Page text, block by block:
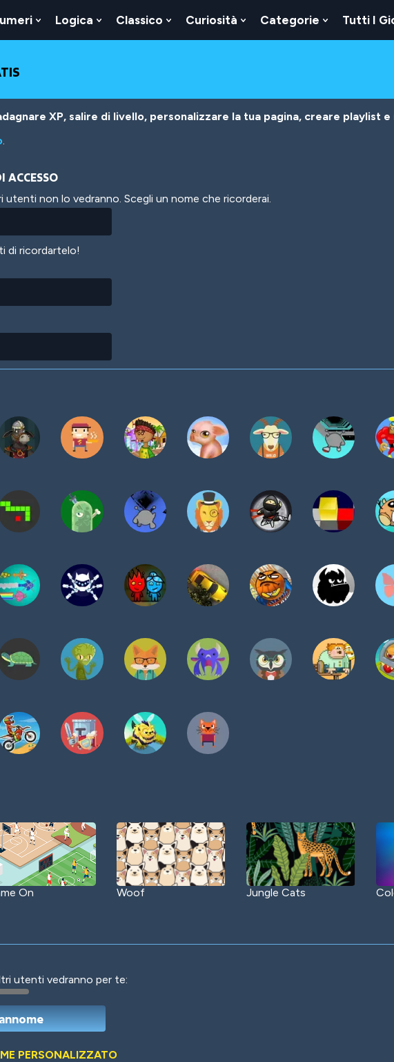
Show
Submenu
Logica
Show
Submenu
Classico
Show
Submenu
Curiosità
Show
Submenu
Categorie
Show
Submenu
Tutti I
XP, salire di livello, personalizzare la tua pagina, creare playlist
.
ACCESSO
utenti non lo vedranno. Scegli un nome che ricorderai.
di ricordartelo!
On Woof Jungle Cats
utenti vedranno per te:
PERSONALIZZATO